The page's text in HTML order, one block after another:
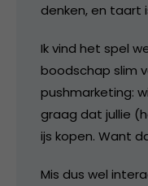
denken, en taart
Ik vind het spel
boodschap slim
pushmarketing:
graag dat jullie
ijs kopen. Want
Mis dus wel